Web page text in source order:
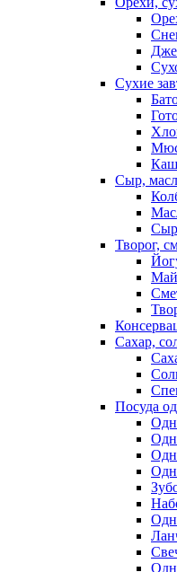
Сухие
Сыр,
Сыр
Творог,
Сахар,
Посуда